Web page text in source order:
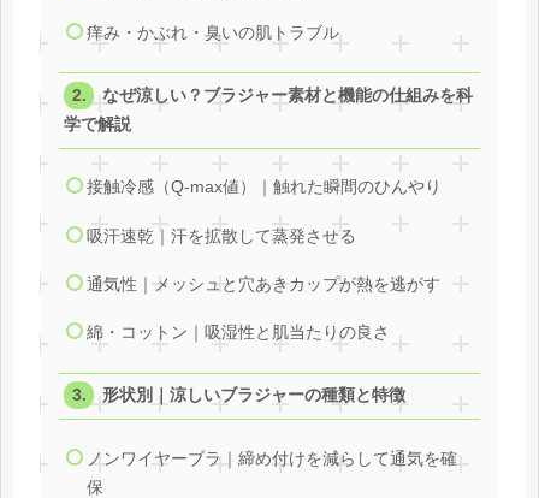
痒み・かぶれ・臭いの肌トラブル
なぜ涼しい？ブラジャー素材と機能の仕組みを科
学で解説
接触冷感（Q-max値）｜触れた瞬間のひんやり
吸汗速乾｜汗を拡散して蒸発させる
通気性｜メッシュと穴あきカップが熱を逃がす
綿・コットン｜吸湿性と肌当たりの良さ
形状別｜涼しいブラジャーの種類と特徴
ノンワイヤーブラ｜締め付けを減らして通気を確
保